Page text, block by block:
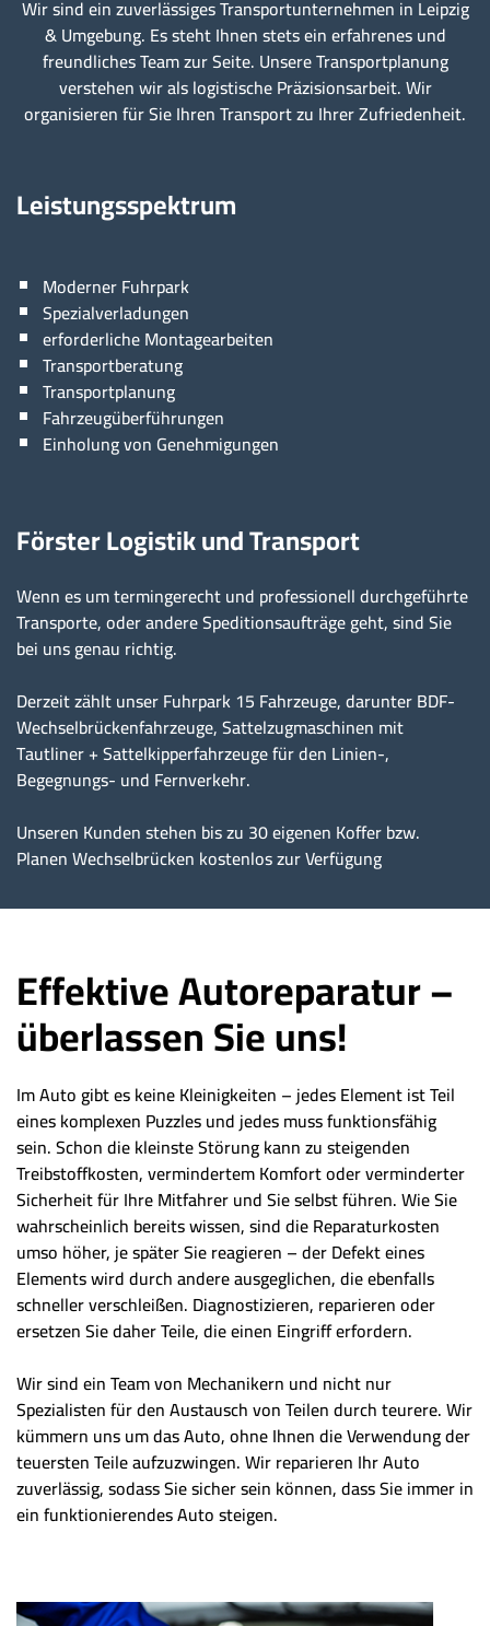
Wir sind ein zuverlässiges Transportunternehmen in Leipzig
& Umgebung. Es steht Ihnen stets ein erfahrenes und
freundliches Team zur Seite. Unsere Transportplanung
verstehen wir als logistische Präzisionsarbeit. Wir
organisieren für Sie Ihren Transport zu Ihrer Zufriedenheit.
Leistungsspektrum
Moderner Fuhrpark
Spezialverladungen
erforderliche Montagearbeiten
Transportberatung
Transportplanung
Fahrzeugüberführungen
Einholung von Genehmigungen
Förster Logistik und Transport
Wenn es um termingerecht und professionell durchgeführte
Transporte, oder andere Speditionsaufträge geht, sind Sie
bei uns genau richtig.
Derzeit zählt unser Fuhrpark 15 Fahrzeuge, darunter BDF-
Wechselbrückenfahrzeuge, Sattelzugmaschinen mit
Tautliner + Sattelkipperfahrzeuge für den Linien-,
Begegnungs- und Fernverkehr.
Unseren Kunden stehen bis zu 30 eigenen Koffer bzw.
Planen Wechselbrücken kostenlos zur Verfügung
Effektive Autoreparatur –
überlassen Sie uns!
Im Auto gibt es keine Kleinigkeiten – jedes Element ist Teil
eines komplexen Puzzles und jedes muss funktionsfähig
sein. Schon die kleinste Störung kann zu steigenden
Treibstoffkosten, vermindertem Komfort oder verminderter
Sicherheit für Ihre Mitfahrer und Sie selbst führen. Wie Sie
wahrscheinlich bereits wissen, sind die Reparaturkosten
umso höher, je später Sie reagieren – der Defekt eines
Elements wird durch andere ausgeglichen, die ebenfalls
schneller verschleißen. Diagnostizieren, reparieren oder
ersetzen Sie daher Teile, die einen Eingriff erfordern.
Wir sind ein Team von Mechanikern und nicht nur
Spezialisten für den Austausch von Teilen durch teurere. Wir
kümmern uns um das Auto, ohne Ihnen die Verwendung der
teuersten Teile aufzuzwingen. Wir reparieren Ihr Auto
zuverlässig, sodass Sie sicher sein können, dass Sie immer in
ein funktionierendes Auto steigen.